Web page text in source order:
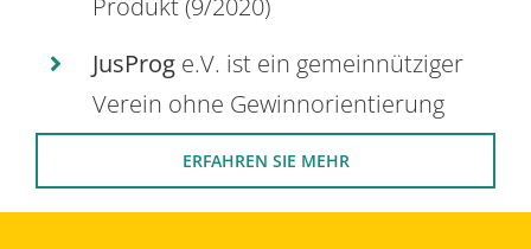
JusProg e.V. ist ein gemeinnütziger
Verein ohne Gewinnorientierung
ERFAHREN SIE MEHR